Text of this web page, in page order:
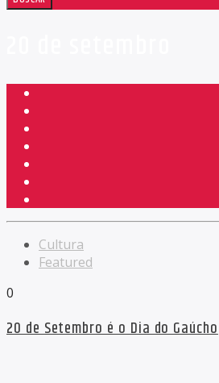
Cultura
Featured
0
20 de Setembro é o Dia do Gaúcho